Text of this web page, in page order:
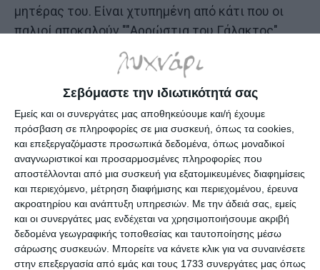
Σεβόμαστε την ιδιωτικότητά σας
Εμείς και οι συνεργάτες μας αποθηκεύουμε και/ή έχουμε
πρόσβαση σε πληροφορίες σε μια συσκευή, όπως τα cookies,
και επεξεργαζόμαστε προσωπικά δεδομένα, όπως μοναδικοί
αναγνωριστικοί και προσαρμοσμένες πληροφορίες που
αποστέλλονται από μια συσκευή για εξατομικευμένες διαφημίσεις
και περιεχόμενο, μέτρηση διαφήμισης και περιεχομένου, έρευνα
ακροατηρίου και ανάπτυξη υπηρεσιών. Με την άδειά σας, εμείς
και οι συνεργάτες μας ενδέχεται να χρησιμοποιήσουμε ακριβή
δεδομένα γεωγραφικής τοποθεσίας και ταυτοποίησης μέσω
σάρωσης συσκευών. Μπορείτε να κάνετε κλικ για να συναινέσετε
στην επεξεργασία από εμάς και τους 1733 συνεργάτες μας όπως
μητέρας του. Είναι χτυπημένη από κάτι που οι
παλιοί αποκαλούν ""Αρρώστια του Γάλακτος".
"Αγοράκι μου..." του ψιθυρίζει πριν ξεψυχήσει.
Μόνο αργότερα ο πενθών Έιμπ θα μάθει πως η
θανατηφόρα πάθηση της μητέρας του ήταν
δουλειά βρικόλακα.
Όταν η αλήθεια αποκαλύπτεται στο νεαρό
Λίνκολν, γράφει στο ημερολόγιο του: "Εφεξής η
ζωή μου θα είναι αφιερωμένη στην αδιάλειπτη κι
εντατική μελέτη. Θα αποκτήσω γνώση πάνω σε
όλα τα θέματα. Και η ζωή μου θα έχει μονάχα ένα
σκοπό..." Προικισμένος με το θρυλικό του ύψος,
τη δύναμή του και τη δεξιοτεχνία του με το
τσεκούρι, ο Έιμπ ξεκινάει μια πορεία εκδίκησης